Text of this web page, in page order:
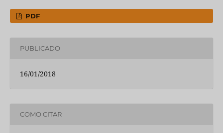
PDF
PUBLICADO
16/01/2018
COMO CITAR